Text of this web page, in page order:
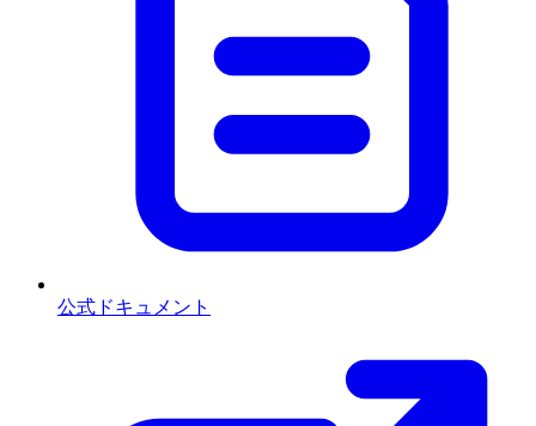
公式ドキュメント